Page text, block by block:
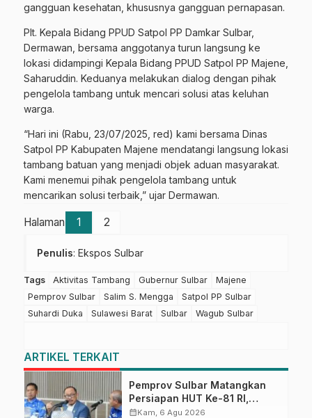
gangguan kesehatan, khususnya gangguan pernapasan.
Plt. Kepala Bidang PPUD Satpol PP Damkar Sulbar,
Dermawan, bersama anggotanya turun langsung ke
lokasi didampingi Kepala Bidang PPUD Satpol PP Majene,
Saharuddin. Keduanya melakukan dialog dengan pihak
pengelola tambang untuk mencari solusi atas keluhan
warga.
“Hari ini (Rabu, 23/07/2025, red) kami bersama Dinas
Satpol PP Kabupaten Majene mendatangi langsung lokasi
tambang batuan yang menjadi objek aduan masyarakat.
Kami menemui pihak pengelola tambang untuk
mencarikan solusi terbaik,” ujar Dermawan.
Halaman 1 2
Penulis: Ekspos Sulbar
Tags Aktivitas Tambang Gubernur Sulbar
Majene
Pemprov Sulbar
Salim S. Mengga
Satpol PP Sulbar
Suhardi Duka
Sulawesi Barat Sulbar Wagub Sulbar
ARTIKEL TERKAIT
Pemprov Sulbar Matangkan
Persiapan HUT Ke-81 RI,
Puncak Upacara di Lapangan
calendar_monthKam, 6 Agu 2026